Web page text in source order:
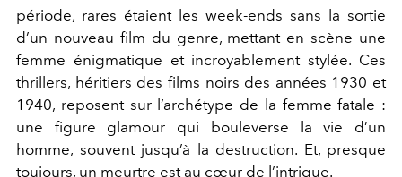
période, rares étaient les week-ends sans la sortie
d’un nouveau film du genre, mettant en scène une
femme énigmatique et incroyablement stylée. Ces
thrillers, héritiers des films noirs des années 1930 et
1940, reposent sur l’archétype de la femme fatale :
une figure glamour qui bouleverse la vie d’un
homme, souvent jusqu’à la destruction. Et, presque
toujours, un meurtre est au cœur de l’intrigue.